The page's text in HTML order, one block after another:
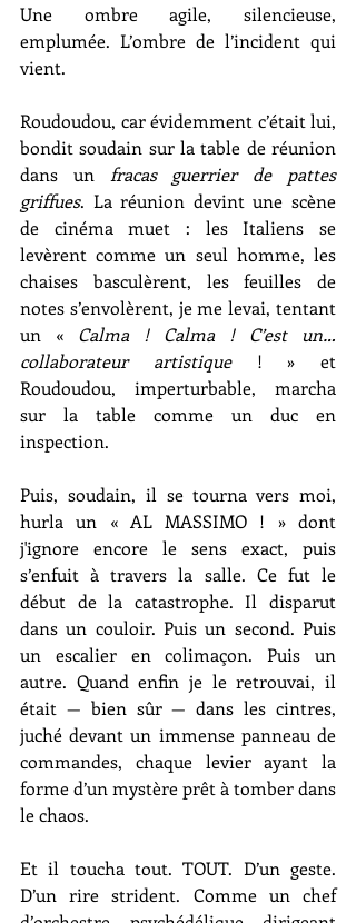
Une ombre agile, silencieuse,
emplumée. L’ombre de l’incident qui
vient.
Roudoudou, car évidemment c’était lui,
bondit soudain sur la table de réunion
dans un
fracas guerrier de pattes
griffues. La réunion devint une scène
de cinéma muet : les Italiens se
levèrent comme un seul homme, les
chaises basculèrent, les feuilles de
notes s’envolèrent, je me levai, tentant
un « Calma ! Calma ! C’est un…
collaborateur artistique ! » et
Roudoudou, imperturbable, marcha
sur la table comme un duc en
inspection.
Puis, soudain, il se tourna vers moi,
hurla un « AL MASSIMO ! » dont
j'ignore encore le sens exact, puis
s’enfuit à travers la salle. Ce fut le
début de la catastrophe. Il disparut
dans un couloir. Puis un second. Puis
un escalier en colimaçon. Puis un
autre. Quand enfin je le retrouvai, il
était — bien sûr — dans les cintres,
juché devant un immense panneau de
commandes, chaque levier ayant la
forme d’un mystère prêt à tomber dans
le chaos.
Et il toucha tout. TOUT. D’un geste.
D’un rire strident. Comme un chef